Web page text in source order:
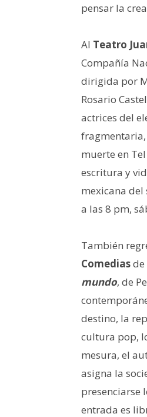
pensar la
Al Teatro
Compañía
dirigida por
Rosario
actrices del
muerte en
escritura y
mexicana del
a las 8 pm,
También
Comediasde
mundo, de
destino, la
cultura pop,
mesura, el
asigna la
presenciarse
entrada es